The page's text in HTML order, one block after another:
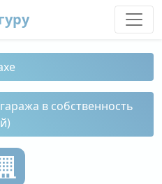
в собственность